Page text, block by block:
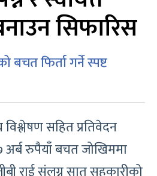
सिफारिस
बचत फिर्ता गर्ने स्पष्ट
विश्लेषण सहित प्रतिवेदन
रुपैयाँ बचत जोखिममा